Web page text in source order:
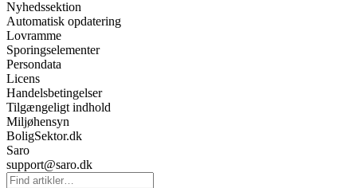
Nyhedssektion
Automatisk opdatering
Lovramme
Sporingselementer
Persondata
Licens
Handelsbetingelser
Tilgængeligt indhold
Miljøhensyn
BoligSektor.dk
Saro
support@saro.dk